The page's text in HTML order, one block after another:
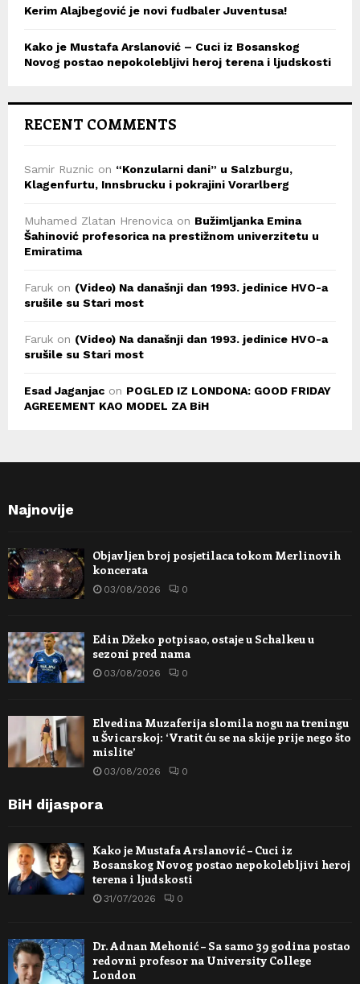
Kerim Alajbegović je novi fudbaler Juventusa!
Kako je Mustafa Arslanović – Cuci iz Bosanskog
Novog postao nepokolebljivi heroj terena i ljudskosti
RECENT COMMENTS
Samir Ruznic on “Konzularni dani” u Salzburgu,
Klagenfurtu, Innsbrucku i pokrajini Vorarlberg
Muhamed Zlatan Hrenovica on Bužimljanka Emina
Šahinović profesorica na prestižnom univerzitetu u
Emiratima
Faruk on (Video) Na današnji dan 1993. jedinice HVO-a
srušile su Stari most
Faruk on (Video) Na današnji dan 1993. jedinice HVO-a
srušile su Stari most
Esad Jaganjac on POGLED IZ LONDONA: GOOD FRIDAY
AGREEMENT KAO MODEL ZA BiH
Najnovije
Objavljen broj posjetilaca tokom Merlinovih
koncerata
03/08/2026 0
Edin Džeko potpisao, ostaje u Schalkeu u
sezoni pred nama
03/08/2026 0
Elvedina Muzaferija slomila nogu na treningu
u Švicarskoj: ‘Vratit ću se na skije prije nego što
mislite’
03/08/2026 0
BiH dijaspora
Kako je Mustafa Arslanović – Cuci iz
Bosanskog Novog postao nepokolebljivi heroj
terena i ljudskosti
31/07/2026 0
Dr. Adnan Mehonić – Sa samo 39 godina postao
redovni profesor na University College
London